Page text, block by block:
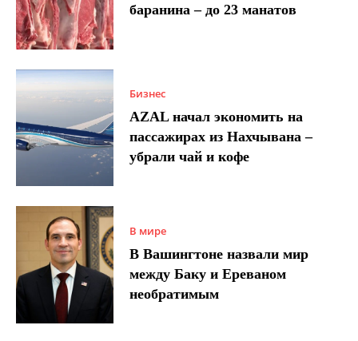
баранина – до 23 манатов
Бизнес
AZAL начал экономить на
пассажирах из Нахчывана –
убрали чай и кофе
В мире
В Вашингтоне назвали мир
между Баку и Ереваном
необратимым